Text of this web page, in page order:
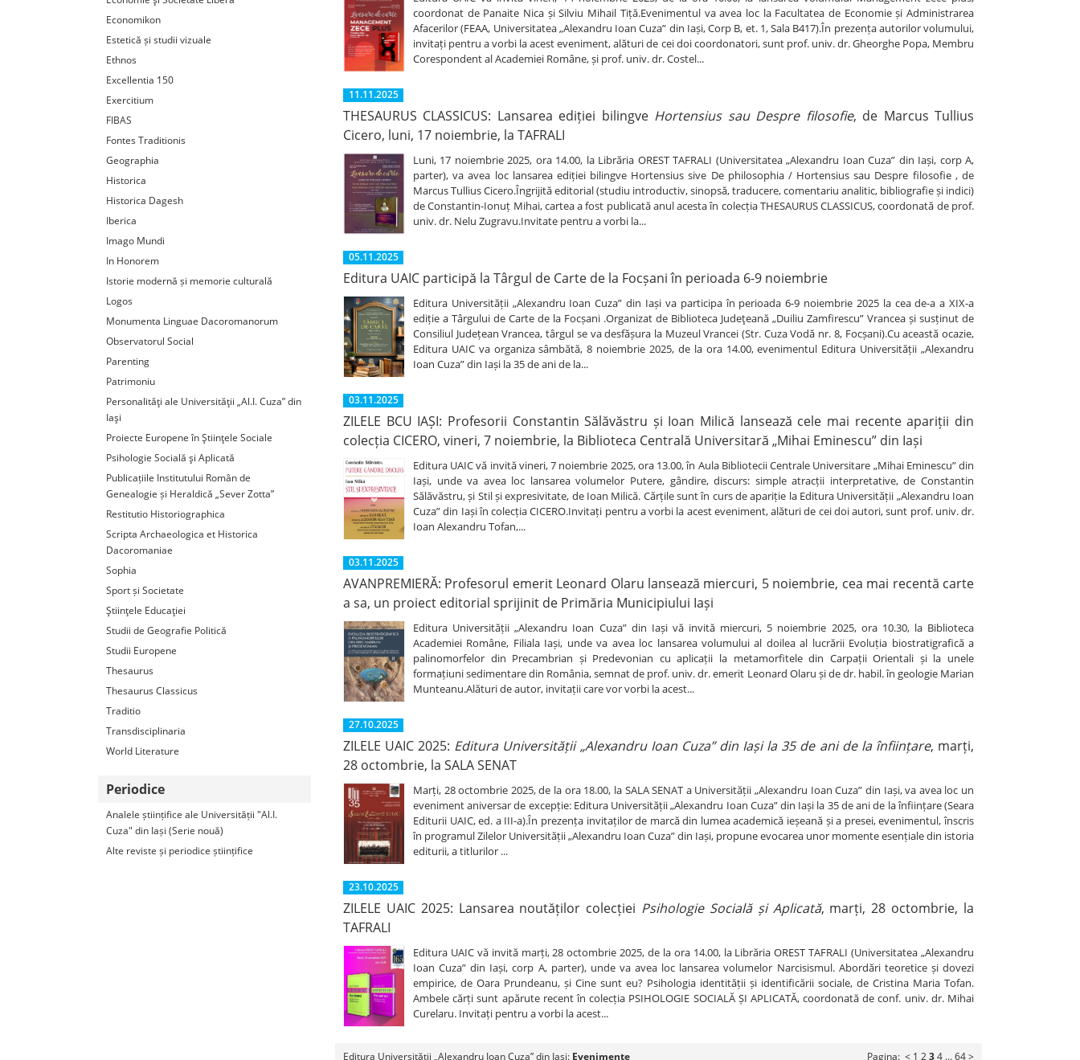
Economikon
Estetică și studii vizuale
Ethnos
Excellentia 150
Exercitium
FIBAS
Fontes Traditionis
Geographia
Historica
Historica Dagesh
Iberica
Imago Mundi
In Honorem
Istorie modernă și memorie culturală
Logos
Monumenta Linguae Dacoromanorum
Observatorul Social
Parenting
Patrimoniu
Personalităţi ale Universităţii „Al.I. Cuza” din
Iaşi
Proiecte Europene în Ştiinţele Sociale
Psihologie Socială şi Aplicată
Publicațiile Institutului Român de
Genealogie și Heraldică „Sever Zotta”
Restitutio Historiographica
Scripta Archaeologica et Historica
Dacoromaniae
Sophia
Sport și Societate
Ştiinţele Educaţiei
Studii de Geografie Politică
Studii Europene
Thesaurus
Thesaurus Classicus
Traditio
Transdisciplinaria
World Literature
Periodice
Analele științifice ale Universității "Al.I.
Cuza" din Iași (Serie nouă)
Alte reviste și periodice științifice
coordonat de Panaite Nica și Silviu Mihail Tiță.Evenimentul va avea loc la Facultatea de Economie și Administrarea
Afacerilor (FEAA, Universitatea „Alexandru Ioan Cuza” din Iași, Corp B, et. 1, Sala B417).În prezența autorilor volumului,
invitați pentru a vorbi la acest eveniment, alături de cei doi coordonatori, sunt prof. univ. dr. Gheorghe Popa, Membru
Corespondent al Academiei Române, și prof. univ. dr. Costel...
11.11.2025
THESAURUS CLASSICUS: Lansarea ediției bilingve Hortensius sau Despre filosofie, de Marcus Tullius
Cicero, luni, 17 noiembrie, la TAFRALI
Luni, 17 noiembrie 2025, ora 14.00, la Librăria OREST TAFRALI (Universitatea „Alexandru Ioan Cuza” din Iași, corp A,
parter), va avea loc lansarea ediției bilingve Hortensius sive De philosophia / Hortensius sau Despre filosofie , de
Marcus Tullius Cicero.Îngrijită editorial (studiu introductiv, sinopsă, traducere, comentariu analitic, bibliografie și indici)
de Constantin-Ionuț Mihai, cartea a fost publicată anul acesta în colecția THESAURUS CLASSICUS, coordonată de prof.
univ. dr. Nelu Zugravu.Invitate pentru a vorbi la...
05.11.2025
Editura UAIC participă la Târgul de Carte de la Focșani în perioada 6-9 noiembrie
Editura Universității „Alexandru Ioan Cuza” din Iași va participa în perioada 6-9 noiembrie 2025 la cea de-a a XIX-a
ediție a Târgului de Carte de la Focșani .Organizat de Biblioteca Judeţeană „Duiliu Zamfirescu” Vrancea și susținut de
Consiliul Județean Vrancea, târgul se va desfășura la Muzeul Vrancei (Str. Cuza Vodă nr. 8, Focșani).Cu această ocazie,
Editura UAIC va organiza sâmbătă, 8 noiembrie 2025, de la ora 14.00, evenimentul Editura Universității „Alexandru
Ioan Cuza” din Iași la 35 de ani de la...
03.11.2025
ZILELE BCU IAȘI: Profesorii Constantin Sălăvăstru și Ioan Milică lansează cele mai recente apariții din
colecția CICERO, vineri, 7 noiembrie, la Biblioteca Centrală Universitară „Mihai Eminescu” din Iași
Editura UAIC vă invită vineri, 7 noiembrie 2025, ora 13.00, în Aula Bibliotecii Centrale Universitare „Mihai Eminescu” din
Iași, unde va avea loc lansarea volumelor Putere, gândire, discurs: simple atracții interpretative, de Constantin
Sălăvăstru, și Stil și expresivitate, de Ioan Milică. Cărțile sunt în curs de apariție la Editura Universității „Alexandru Ioan
Cuza” din Iași în colecția CICERO.Invitați pentru a vorbi la acest eveniment, alături de cei doi autori, sunt prof. univ. dr.
Ioan Alexandru Tofan,...
03.11.2025
AVANPREMIERĂ: Profesorul emerit Leonard Olaru lansează miercuri, 5 noiembrie, cea mai recentă carte
a sa, un proiect editorial sprijinit de Primăria Municipiului Iași
Editura Universității „Alexandru Ioan Cuza” din Iași vă invită miercuri, 5 noiembrie 2025, ora 10.30, la Biblioteca
Academiei Române, Filiala Iași, unde va avea loc lansarea volumului al doilea al lucrării Evoluția biostratigrafică a
palinomorfelor din Precambrian și Predevonian cu aplicații la metamorfitele din Carpații Orientali și la unele
formațiuni sedimentare din România, semnat de prof. univ. dr. emerit Leonard Olaru și de dr. habil. în geologie Marian
Munteanu.Alături de autor, invitații care vor vorbi la acest...
27.10.2025
ZILELE UAIC 2025: Editura Universității „Alexandru Ioan Cuza” din Iași la 35 de ani de la înființare, marți,
28 octombrie, la SALA SENAT
Marți, 28 octombrie 2025, de la ora 18.00, la SALA SENAT a Universității „Alexandru Ioan Cuza” din Iași, va avea loc un
eveniment aniversar de excepție: Editura Universității „Alexandru Ioan Cuza” din Iași la 35 de ani de la înființare (Seara
Editurii UAIC, ed. a III-a).În prezența invitaților de marcă din lumea academică ieșeană și a presei, evenimentul, înscris
în programul Zilelor Universității „Alexandru Ioan Cuza” din Iași, propune evocarea unor momente esențiale din istoria
editurii, a titlurilor ...
23.10.2025
ZILELE UAIC 2025: Lansarea noutăților colecției Psihologie Socială și Aplicată, marți, 28 octombrie, la
TAFRALI
Editura UAIC vă invită marți, 28 octombrie 2025, de la ora 14.00, la Librăria OREST TAFRALI (Universitatea „Alexandru
Ioan Cuza” din Iași, corp A, parter), unde va avea loc lansarea volumelor Narcisismul. Abordări teoretice și dovezi
empirice, de Oara Prundeanu, și Cine sunt eu? Psihologia identității și identificării sociale, de Cristina Maria Tofan.
Ambele cărți sunt apărute recent în colecția PSIHOLOGIE SOCIALĂ ȘI APLICATĂ, coordonată de conf. univ. dr. Mihai
Curelaru. Invitați pentru a vorbi la acest...
Editura Universității „Alexandru Ioan Cuza” din Iași: Evenimente Pagina: < 1 234 ...64>